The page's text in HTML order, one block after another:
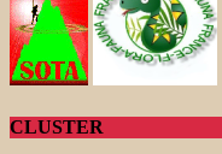
CLUSTER